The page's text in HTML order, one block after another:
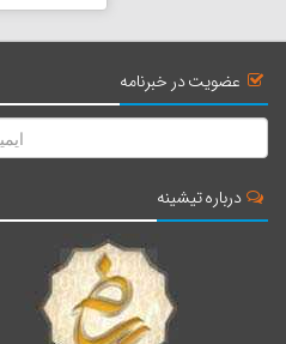
عضویت در خبرنامه
درباره تیشینه